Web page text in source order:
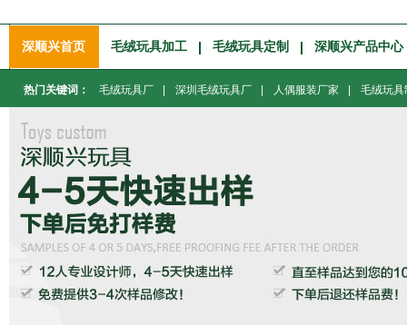
深顺兴首页 毛绒玩具加工 毛绒玩具定制 深顺兴产品中心
热门关键词： 毛绒玩具厂 深圳毛绒玩具厂 人偶服装厂家 毛绒玩具